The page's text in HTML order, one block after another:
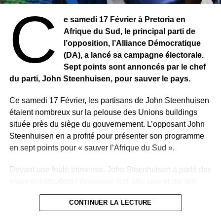
enthousiasmée qui jubile. Dès l’entame, Alicia se montre
à la hauteur de sa réputation. Elle a un réel talent. Sa voix
puissante et ondoyante, son respect de la mesure et sa
tenue correcte sont des éléments qui ont garanti le succès
de ce concert extraordinaire.
C
e samedi 17 Février à Pretoria en
Afrique du Sud, le principal parti de
l’opposition, l’Alliance Démocratique
(DA), a lancé sa campagne électorale.
Sept points sont annoncés par le chef
du parti, John Steenhuisen, pour sauver le pays.
Ce samedi 17 Février, les partisans de John Steenhuisen
étaient nombreux sur la pelouse des Unions buildings
située près du siège du gouvernement. L’opposant John
Steenhuisen en a profité pour présenter son programme
en sept points pour « sauver l’Afrique du Sud ».
Devant une foule immense, John Steenhuisen a parlé des
provoqué une crise sociale. Il a également déclaré que
son parti Alliance démocratique s’engage à réduire les
CONTINUER LA LECTURE